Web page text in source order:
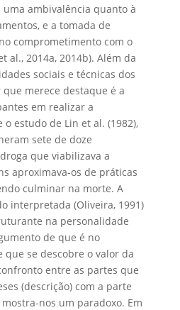
ambivalência quanto à
e a tomada de
comprometimento com o
al., 2014a, 2014b). Além da
sociais e técnicas dos
merece destaque é a
em realizar a
estudo de Lin et al. (1982),
sete de doze
que viabilizava a
aproximava-os de práticas
culminar na morte. A
interpretada (Oliveira, 1991)
na personalidade
de que é no
se descobre o valor da
entre as partes que
(descrição) com a parte
nos um paradoxo. Em